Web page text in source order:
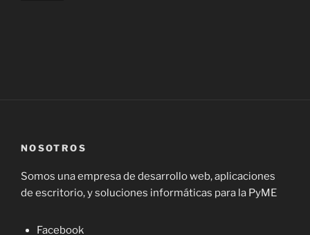
NOSOTROS
Somos una empresa de desarrollo web, aplicaciones
de escritorio, y soluciones informáticas para la PyME
Facebook